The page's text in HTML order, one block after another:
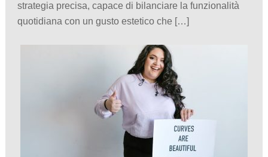
strategia precisa, capace di bilanciare la funzionalità
quotidiana con un gusto estetico che […]